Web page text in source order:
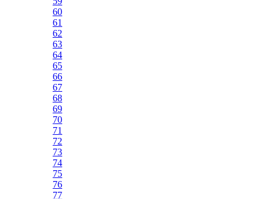
60
61
62
63
64
65
66
67
68
69
70
71
72
73
74
75
76
77